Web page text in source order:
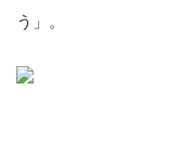
う」。